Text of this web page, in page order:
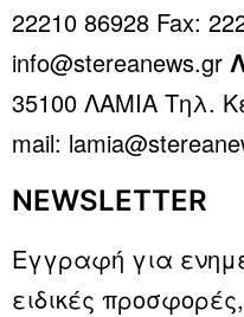
22210 86928 Fax:
info@stereanews.gr
35100 ΛΑΜΙΑ Τηλ.
mail:
NEWSLETTER
Εγγραφή για
ειδικές